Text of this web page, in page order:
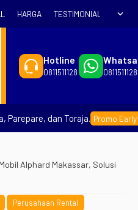
HARGA TESTIMONIAL expand_more
Hotline
0811511128 0811511128
dan Toraja. Promo Early
Alphard Makassar, Solusi
Perusahaan Rental